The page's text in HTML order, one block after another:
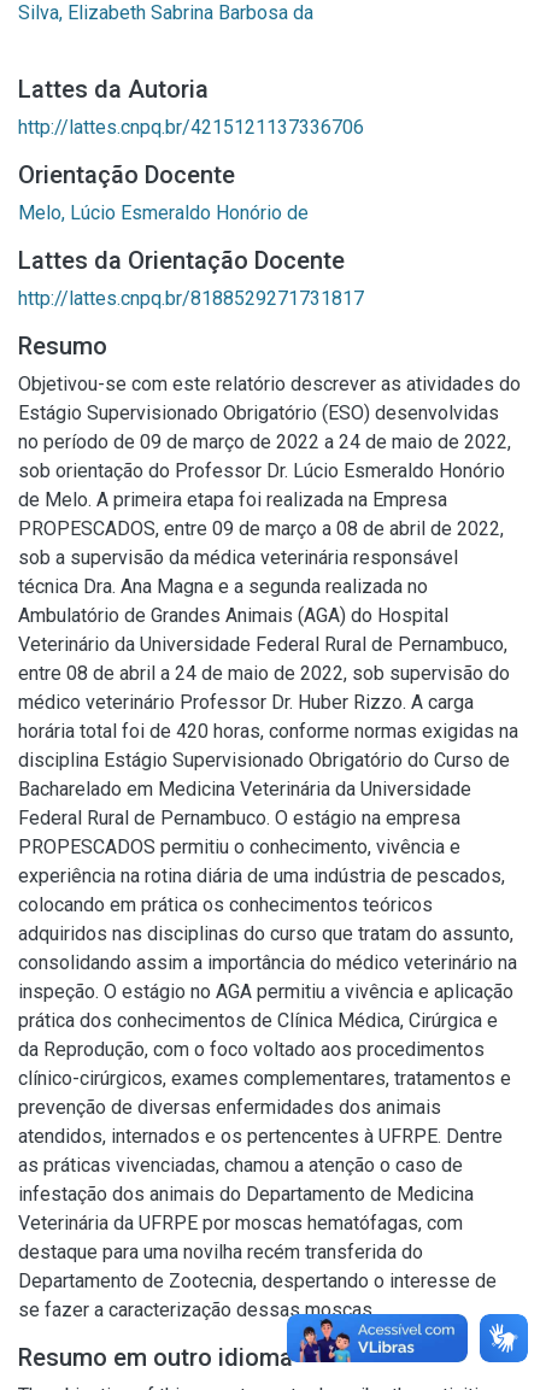
Silva, Elizabeth Sabrina Barbosa da
Lattes da Autoria
http://lattes.cnpq.br/4215121137336706
Orientação Docente
Melo, Lúcio Esmeraldo Honório de
Lattes da Orientação Docente
http://lattes.cnpq.br/8188529271731817
Resumo
Objetivou-se com este relatório descrever as atividades do
Estágio Supervisionado Obrigatório (ESO) desenvolvidas
no período de 09 de março de 2022 a 24 de maio de 2022,
sob orientação do Professor Dr. Lúcio Esmeraldo Honório
de Melo. A primeira etapa foi realizada na Empresa
PROPESCADOS, entre 09 de março a 08 de abril de 2022,
sob a supervisão da médica veterinária responsável
técnica Dra. Ana Magna e a segunda realizada no
Ambulatório de Grandes Animais (AGA) do Hospital
Veterinário da Universidade Federal Rural de Pernambuco,
entre 08 de abril a 24 de maio de 2022, sob supervisão do
médico veterinário Professor Dr. Huber Rizzo. A carga
horária total foi de 420 horas, conforme normas exigidas na
disciplina Estágio Supervisionado Obrigatório do Curso de
Bacharelado em Medicina Veterinária da Universidade
Federal Rural de Pernambuco. O estágio na empresa
PROPESCADOS permitiu o conhecimento, vivência e
experiência na rotina diária de uma indústria de pescados,
colocando em prática os conhecimentos teóricos
adquiridos nas disciplinas do curso que tratam do assunto,
consolidando assim a importância do médico veterinário na
inspeção. O estágio no AGA permitiu a vivência e aplicação
prática dos conhecimentos de Clínica Médica, Cirúrgica e
da Reprodução, com o foco voltado aos procedimentos
clínico-cirúrgicos, exames complementares, tratamentos e
prevenção de diversas enfermidades dos animais
atendidos, internados e os pertencentes à UFRPE. Dentre
as práticas vivenciadas, chamou a atenção o caso de
infestação dos animais do Departamento de Medicina
Veterinária da UFRPE por moscas hematófagas, com
destaque para uma novilha recém transferida do
Departamento de Zootecnia, despertando o interesse de
se fazer a caracterização dessas moscas.
Resumo em outro idioma